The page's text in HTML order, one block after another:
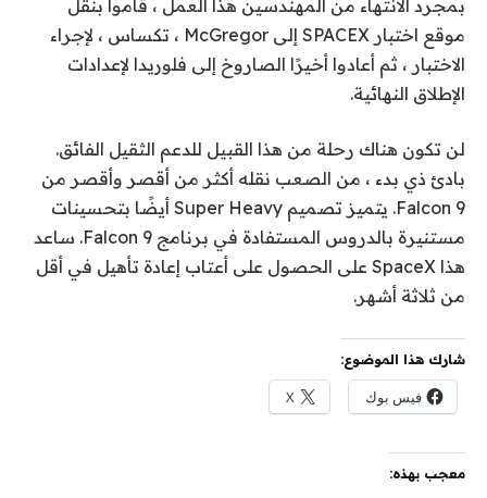
بمجرد الانتهاء من المهندسين هذا العمل ، قاموا بنقل
موقع اختبار SPACEX إلى McGregor ، تكساس ، لإجراء
الاختبار ، ثم أعادوا أخيرًا الصاروخ إلى فلوريدا لإعدادات
الإطلاق النهائية.
لن تكون هناك رحلة من هذا القبيل للدعم الثقيل الفائق.
بادئ ذي بدء ، من الصعب نقله أكثر من أقصر وأقصر من
Falcon 9. يتميز تصميم Super Heavy أيضًا بتحسينات
مستنيرة بالدروس المستفادة في برنامج Falcon 9. ساعد
هذا SpaceX على الحصول على أعتاب إعادة تأهيل في أقل
من ثلاثة أشهر.
شارك هذا الموضوع:
فيس بوك X
معجب بهذه: